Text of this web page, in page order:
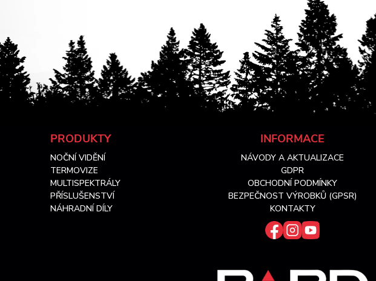
PRODUKTY
NOČNÍ VIDĚNÍ
TERMOVIZE
MULTISPEKTRÁLY
PŘÍSLUŠENSTVÍ
NÁHRADNÍ DÍLY
INFORMACE
NÁVODY A AKTUALIZACE
GDPR
OBCHODNÍ PODMÍNKY
BEZPEČNOST VÝROBKŮ (GPSR)
KONTAKTY